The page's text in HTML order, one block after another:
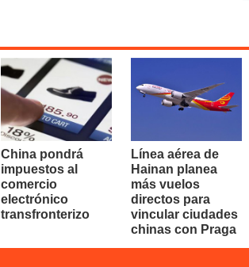
China pondrá
impuestos al
comercio
electrónico
transfronterizo
Línea aérea de
Hainan planea
más vuelos
directos para
vincular ciudades
chinas con Praga